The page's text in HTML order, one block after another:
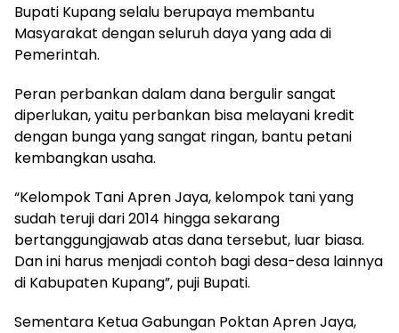
Bupati Kupang selalu berupaya membantu
Masyarakat dengan seluruh daya yang ada di
Pemerintah.
Peran perbankan dalam dana bergulir sangat
diperlukan, yaitu perbankan bisa melayani kredit
dengan bunga yang sangat ringan, bantu petani
kembangkan usaha.
“Kelompok Tani Apren Jaya, kelompok tani yang
sudah teruji dari 2014 hingga sekarang
bertanggungjawab atas dana tersebut, luar biasa.
Dan ini harus menjadi contoh bagi desa-desa lainnya
di Kabupaten Kupang”, puji Bupati.
Sementara Ketua Gabungan Poktan Apren Jaya,